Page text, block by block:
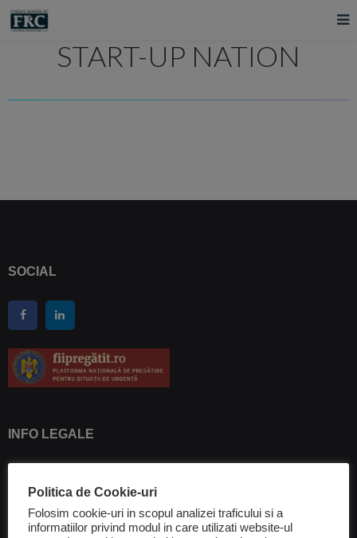
START-UP NATION
SOCIAL
INFO LEGALE
Politica de Cookie-uri
Folosim cookie-uri in scopul analizei traficului si a
informatiilor privind modul in care utilizati website-ul